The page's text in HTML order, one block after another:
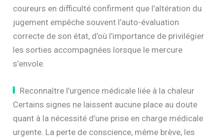
coureurs en difficulté confirment que l’altération du
jugement empêche souvent l’auto-évaluation
correcte de son état, d’où l’importance de privilégier
les sorties accompagnées lorsque le mercure
s’envole.
Reconnaître l’urgence médicale liée à la chaleur
Certains signes ne laissent aucune place au doute
quant à la nécessité d’une prise en charge médicale
urgente. La perte de conscience, même brève, les